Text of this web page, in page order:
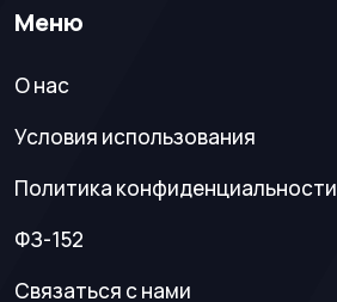
Меню
О нас
Условия использования
Политика конфиденциальности
ФЗ-152
Связаться с нами